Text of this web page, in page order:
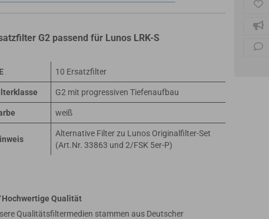
G2 passend für Lunos LRK-S
10 Ersatzfilter
G2 mit progressiven Tiefenaufbau
weiß
Alternative Filter zu Lunos Originalfilter-Set
(Art.Nr. 33863 und 2/FSK 5er-P)
Hochwertige Qualität
Qualitätsfiltermedien stammen aus Deutscher